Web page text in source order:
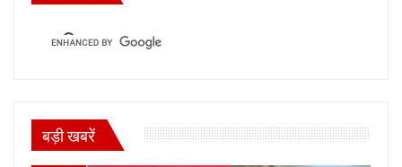
बड़ी खबरें